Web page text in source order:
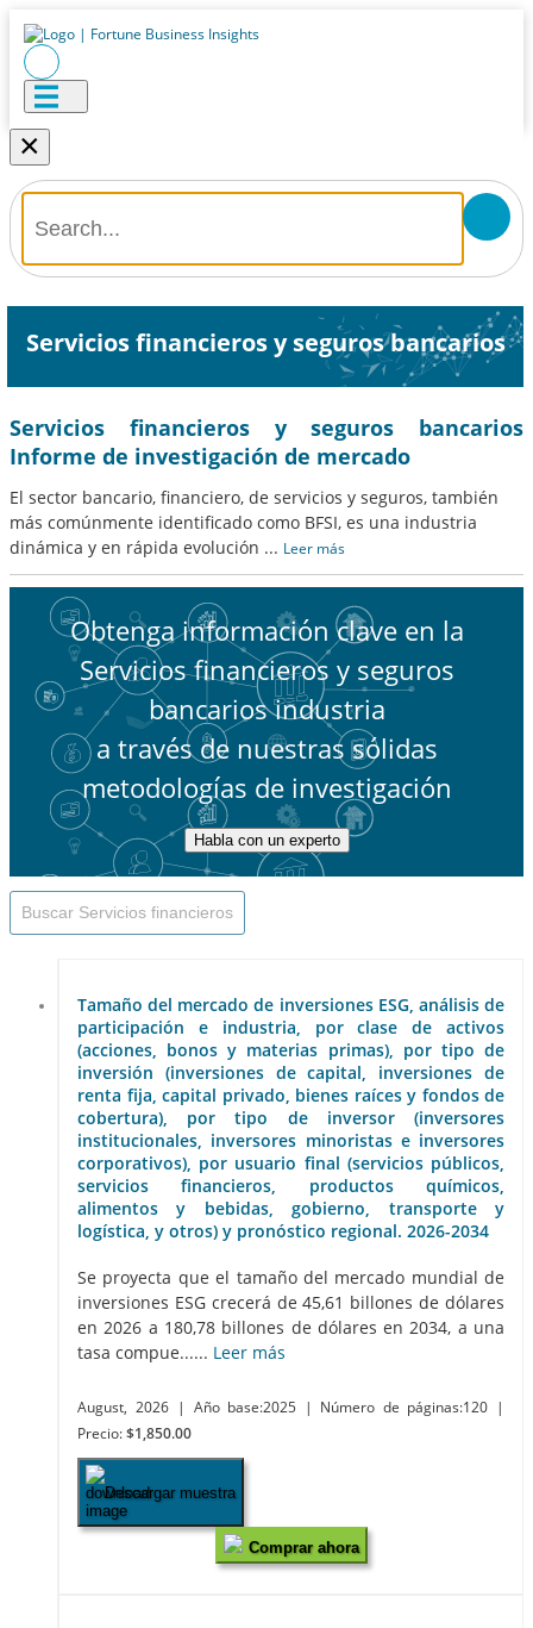
×
Servicios financieros y seguros bancarios
Servicios financieros y seguros bancarios
Informe de investigación de mercado
El sector bancario, financiero, de servicios y seguros, también
más comúnmente identificado como BFSI, es una industria
dinámica y en rápida evolución ... Leer más
Obtenga información clave en la
Servicios financieros y seguros
bancarios industria
a través de nuestras sólidas
metodologías de investigación
Habla con un experto
Tamaño del mercado de inversiones ESG, análisis de
participación e industria, por clase de activos
(acciones, bonos y materias primas), por tipo de
inversión (inversiones de capital, inversiones de
renta fija, capital privado, bienes raíces y fondos de
cobertura), por tipo de inversor (inversores
institucionales, inversores minoristas e inversores
corporativos), por usuario final (servicios públicos,
servicios financieros, productos químicos,
alimentos y bebidas, gobierno, transporte y
logística, y otros) y pronóstico regional. 2026-2034
Se proyecta que el tamaño del mercado mundial de
inversiones ESG crecerá de 45,61 billones de dólares
en 2026 a 180,78 billones de dólares en 2034, a una
tasa compue...... Leer más
August, 2026 | Año base:2025 | Número de páginas:120
|
Precio: $1,850.00
Descargar muestra
Comprar ahora